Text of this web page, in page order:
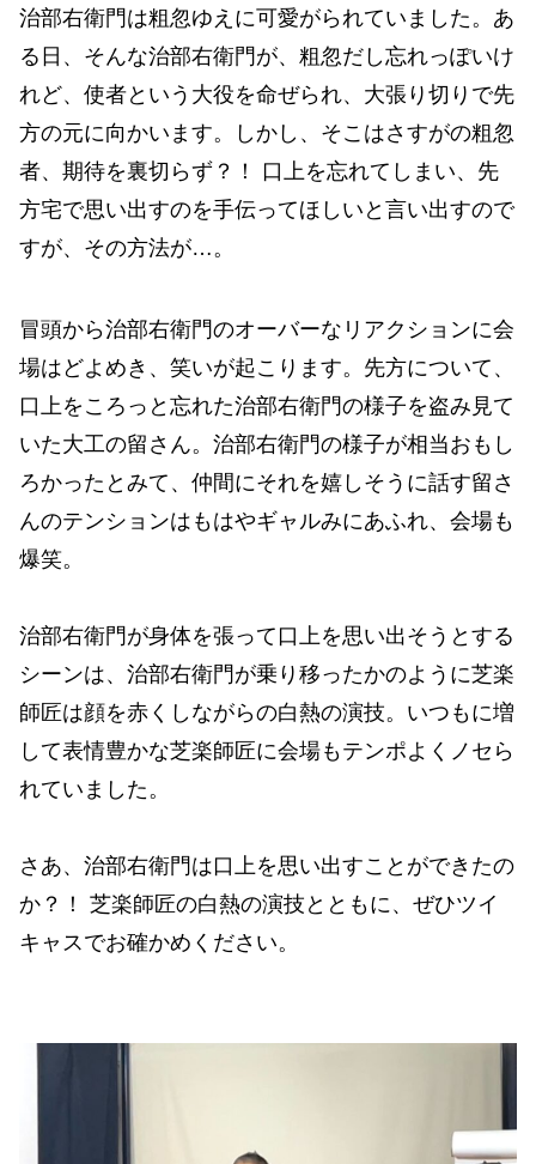
治部右衛門は粗忽ゆえに可愛がられていました。あ
る日、そんな治部右衛門が、粗忽だし忘れっぽいけ
れど、使者という大役を命ぜられ、大張り切りで先
方の元に向かいます。しかし、そこはさすがの粗忽
者、期待を裏切らず？！ 口上を忘れてしまい、先
方宅で思い出すのを手伝ってほしいと言い出すので
すが、その方法が…。
冒頭から治部右衛門のオーバーなリアクションに会
場はどよめき、笑いが起こります。先方について、
口上をころっと忘れた治部右衛門の様子を盗み見て
いた大工の留さん。治部右衛門の様子が相当おもし
ろかったとみて、仲間にそれを嬉しそうに話す留さ
んのテンションはもはやギャルみにあふれ、会場も
爆笑。
治部右衛門が身体を張って口上を思い出そうとする
シーンは、治部右衛門が乗り移ったかのように芝楽
師匠は顔を赤くしながらの白熱の演技。いつもに増
して表情豊かな芝楽師匠に会場もテンポよくノセら
れていました。
さあ、治部右衛門は口上を思い出すことができたの
か？！ 芝楽師匠の白熱の演技とともに、ぜひツイ
キャスでお確かめください。